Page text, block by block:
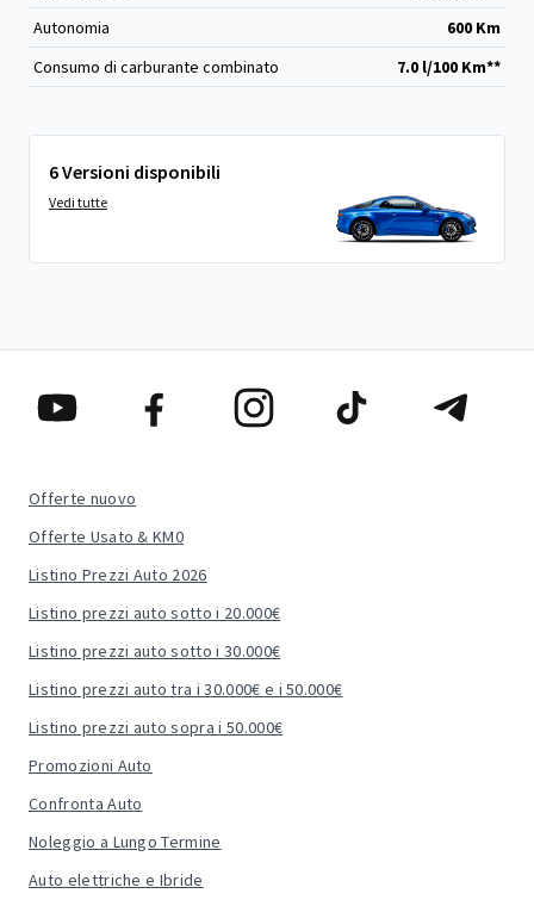
Autonomia
600 Km
Consumo di carburante combinato
7.0 l/100 Km**
6 Versioni disponibili
Vedi tutte
Offerte nuovo
Offerte Usato & KM0
Listino Prezzi Auto 2026
Listino prezzi auto sotto i 20.000€
Listino prezzi auto sotto i 30.000€
Listino prezzi auto tra i 30.000€ e i 50.000€
Listino prezzi auto sopra i 50.000€
Promozioni Auto
Confronta Auto
Noleggio a Lungo Termine
Auto elettriche e Ibride